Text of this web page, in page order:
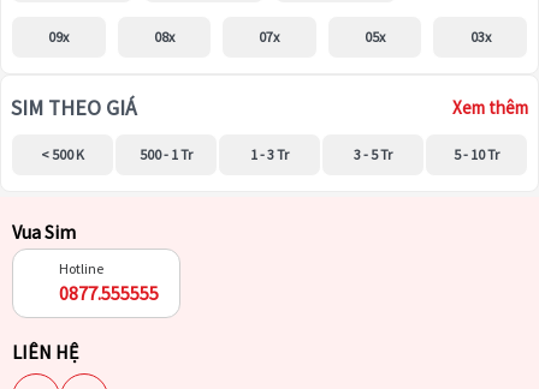
09x 08x 07x 05x 03x
SIM THEO GIÁ Xem thêm
< 500 K 500 - 1 Tr 1 - 3 Tr 3 - 5 Tr 5 - 10 Tr
Vua Sim
Hotline
0877.555555
LIÊN HỆ